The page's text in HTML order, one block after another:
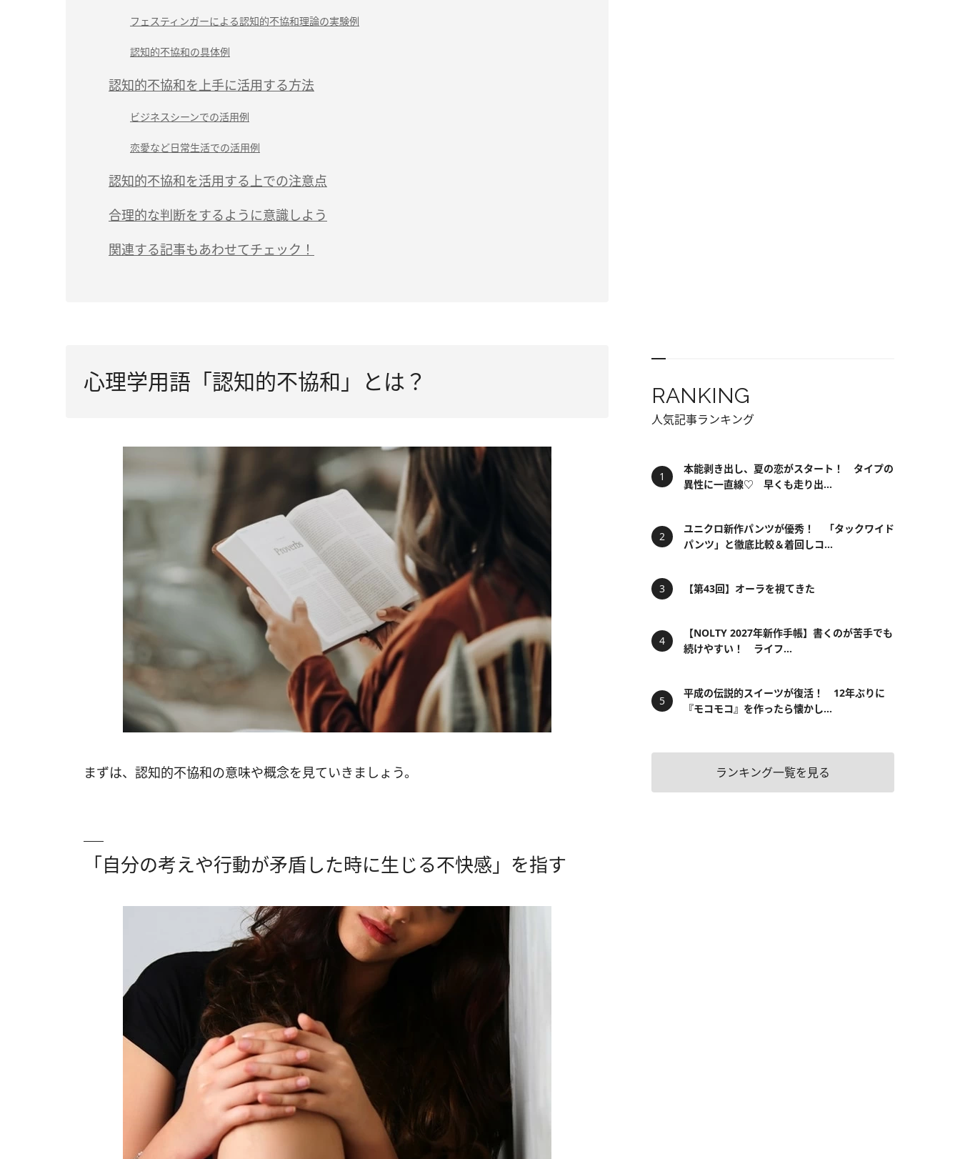
フェスティンガーによる認知的不協和理論の実験例
認知的不協和の具体例
認知的不協和を上手に活用する方法
ビジネスシーンでの活用例
恋愛など日常生活での活用例
認知的不協和を活用する上での注意点
合理的な判断をするように意識しよう
関連する記事もあわせてチェック！
心理学用語「認知的不協和」とは？
まずは、認知的不協和の意味や概念を見ていきましょう。
「自分の考えや行動が矛盾した時に生じる不快感」を指す
RANKING
人気記事ランキング
本能剥き出し、夏の恋がスタート！ タイプの
異性に一直線♡ 早くも走り出...
ユニクロ新作パンツが優秀！ 「タックワイド
パンツ」と徹底比較＆着回しコ...
【第43回】オーラを視てきた
【NOLTY 2027年新作手帳】書くのが苦手でも
続けやすい！ ライフ...
平成の伝説的スイーツが復活！ 12年ぶりに
『モコモコ』を作ったら懐かし...
ランキング一覧を見る